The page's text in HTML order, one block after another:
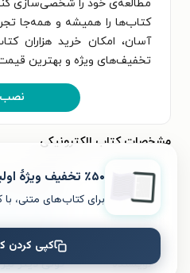
مطالعه‌ی خود را شخصی‌سازی
کتاب‌ها را همیشه و همه‌جا
آسان، امکان خرید هزاران
تخفیف‌های ویژه و بهترین
نصب
مشخصات کتاب الکترونیکی
ماجراهای
نویسنده تونی دیتر
٪۵۰ تخفیف ویژۀ اولین خرید
برای کتاب‌های متنی، با
کپی کردن